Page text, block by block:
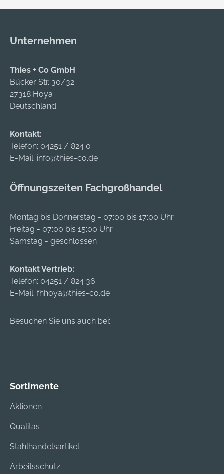
auszutauschen
Carl-Schurz-Str.1,
+492131140,
3m.premiumcustom
er.dach@mmm.com
notwendig • Einfach
Unternehmen
Thies + Co GmbH
Bücker Str. 30/32
27318 Hoya
Deutschland
Kontakt:
Telefon: 04251 / 824 0
E-Mail: info@thies-co.de
Öffnungszeiten Fachgroßhandel
Montag bis Donnerstag - 07:00 bis 17:00 Uhr
Freitag - 07:00 bis 15:00 Uhr
Samstag - geschlossen
Kontakt Vertrieb:
Telefon: 04251 / 824 36
E-Mail: fhhoya@thies-co.de
Besuchen Sie uns auch bei:
Sortimente
Aktionen
Qualitas
Stahlhandelsartikel
Arbeitsschutz